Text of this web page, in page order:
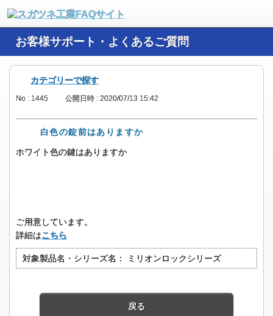
お客様サポート・よくあるご質問
カテゴリーで探す
No : 1445 公開日時 : 2020/07/13 15:42
白色の錠前はありますか
ホワイト色の鍵はありますか
ご用意しています。
詳細はこちら
対象製品名・シリーズ名： ミリオンロックシリーズ
戻る